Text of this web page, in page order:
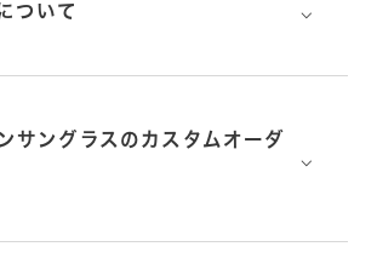
ついて ⌵
サングラスのカスタムオーダ
⌵